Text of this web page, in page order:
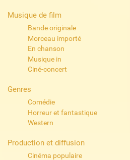
Musique de film
Bande originale
Morceau importé
En chanson
Musique in
Ciné-concert
Genres
Comédie
Horreur et fantastique
Western
Production et diffusion
Cinéma populaire